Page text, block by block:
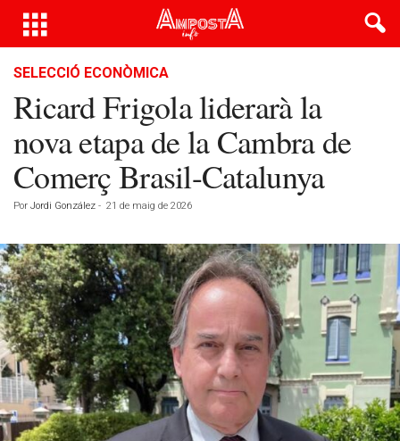
SELECCIÓ ECONÒMICA
Ricard Frigola liderarà la
nova etapa de la Cambra de
Comerç Brasil-Catalunya
Por Jordi González - 21 de maig de 2026